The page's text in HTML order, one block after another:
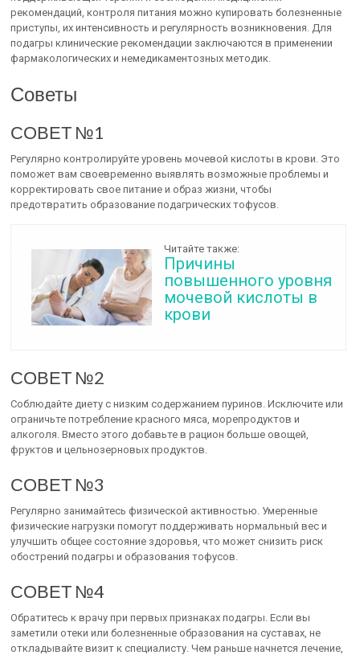
рекомендаций, контроля питания можно купировать болезненные
приступы, их интенсивность и регулярность возникновения. Для
подагры клинические рекомендации заключаются в применении
фармакологических и немедикаментозных методик.
Советы
СОВЕТ №1
Регулярно контролируйте уровень мочевой кислоты в крови. Это
поможет вам своевременно выявлять возможные проблемы и
корректировать свое питание и образ жизни, чтобы
предотвратить образование подагрических тофусов.
Читайте также:
Причины
повышенного уровня
мочевой кислоты в
крови
СОВЕТ №2
Соблюдайте диету с низким содержанием пуринов. Исключите или
ограничьте потребление красного мяса, морепродуктов и
алкоголя. Вместо этого добавьте в рацион больше овощей,
фруктов и цельнозерновых продуктов.
СОВЕТ №3
Регулярно занимайтесь физической активностью. Умеренные
физические нагрузки помогут поддерживать нормальный вес и
улучшить общее состояние здоровья, что может снизить риск
обострений подагры и образования тофусов.
СОВЕТ №4
Обратитесь к врачу при первых признаках подагры. Если вы
заметили отеки или болезненные образования на суставах, не
откладывайте визит к специалисту. Чем раньше начнется лечение,